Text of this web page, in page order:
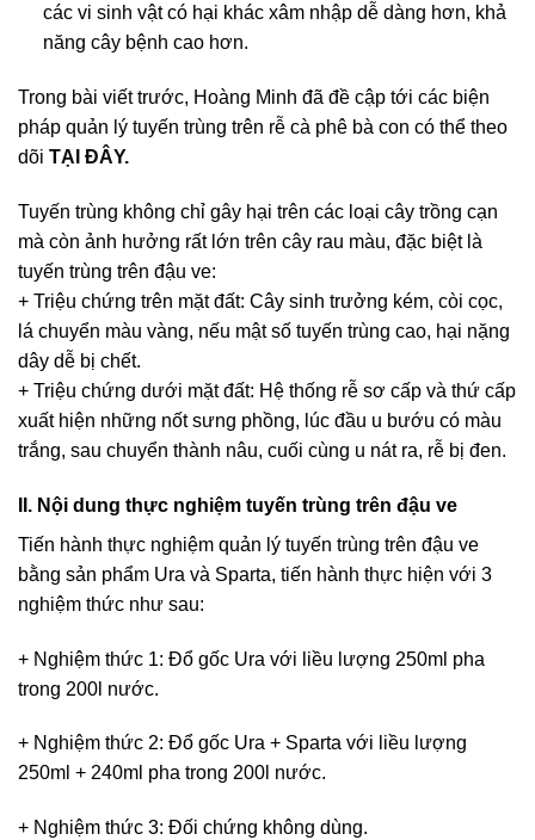
các vi sinh vật có hại khác xâm nhập dễ dàng hơn, khả
năng cây bệnh cao hơn.
Trong bài viết trước, Hoàng Minh đã đề cập tới các biện
pháp quản lý tuyến trùng trên rễ cà phê bà con có thể theo
dõi TẠI ĐÂY.
Tuyến trùng không chỉ gây hại trên các loại cây trồng cạn
mà còn ảnh hưởng rất lớn trên cây rau màu, đặc biệt là
tuyến trùng trên đậu ve:
+ Triệu chứng trên mặt đất: Cây sinh trưởng kém, còi cọc,
lá chuyển màu vàng, nếu mật số tuyến trùng cao, hại nặng
dây dễ bị chết.
+ Triệu chứng dưới mặt đất: Hệ thống rễ sơ cấp và thứ cấp
xuất hiện những nốt sưng phồng, lúc đầu u bướu có màu
trắng, sau chuyển thành nâu, cuối cùng u nát ra, rễ bị đen.
II. Nội dung thực nghiệm tuyến trùng trên đậu ve
Tiến hành thực nghiệm quản lý tuyến trùng trên đậu ve
bằng sản phẩm Ura và Sparta, tiến hành thực hiện với 3
nghiệm thức như sau:
+ Nghiệm thức 1: Đổ gốc Ura với liều lượng 250ml pha
trong 200l nước.
+ Nghiệm thức 2: Đổ gốc Ura + Sparta với liều lượng
250ml + 240ml pha trong 200l nước.
+ Nghiệm thức 3: Đối chứng không dùng.